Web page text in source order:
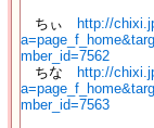
ちぃ
http://
mber_id=7562
ちな
http://
mber_id=7563